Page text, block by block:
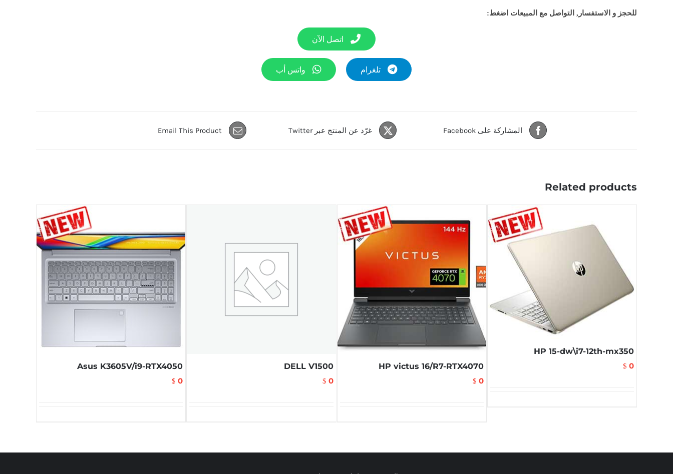
للحجز و الاستفسار, التواصل مع المبيعات اضغط:
اتصل الآن
تلغرام واتس أب
المشاركة على Facebook غرّد عن المنتج عبر Twitter Email This Product
Related products
HP 15-dw\i7-12th-mx350
$ 0
HP victus 16/R7-RTX4070
$ 0
DELL V1500
$ 0
Asus K3605V/i9-RTX4050
$ 0